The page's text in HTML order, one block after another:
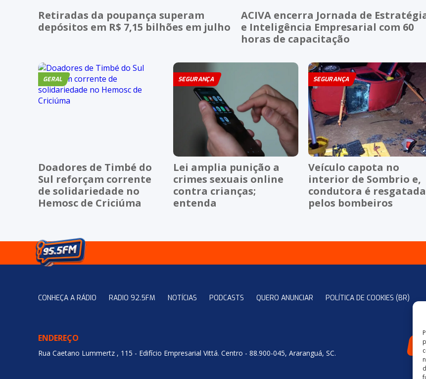
Retiradas da poupança superam
depósitos em R$ 7,15 bilhões em julho
ACIVA encerra Jornada de
e Inteligência Empresarial com 60
horas de capacitação
GERAL
Doadores de Timbé do
Sul reforçam corrente
de solidariedade no
Hemosc de Criciúma
SEGURANÇA
Lei amplia punição a
crimes sexuais online
contra crianças;
entenda
SEGURANÇA
Veículo capota no
interior de Sombrio e,
condutora é resgatada
pelos bombeiros
CONHEÇA A RÁDIO RADIO 92.5FM NOTÍCIAS PODCASTS QUERO ANUNCIAR POLÍTICA DE COOKIES (BR)
ENDEREÇO
Rua Caetano Lummertz , 115 - Edifício Empresarial Vittá. Centro - 88.900-045, Araranguá, SC.